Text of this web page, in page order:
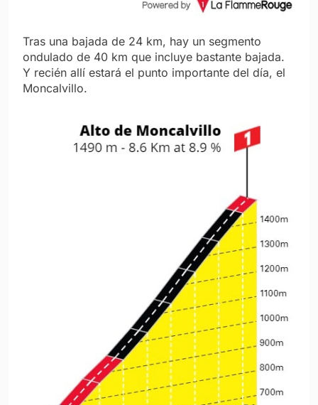
Tras una bajada de 24 km, hay un segmento
ondulado de 40 km que incluye bastante bajada.
Y recién allí estará el punto importante del día, el
Moncalvillo.